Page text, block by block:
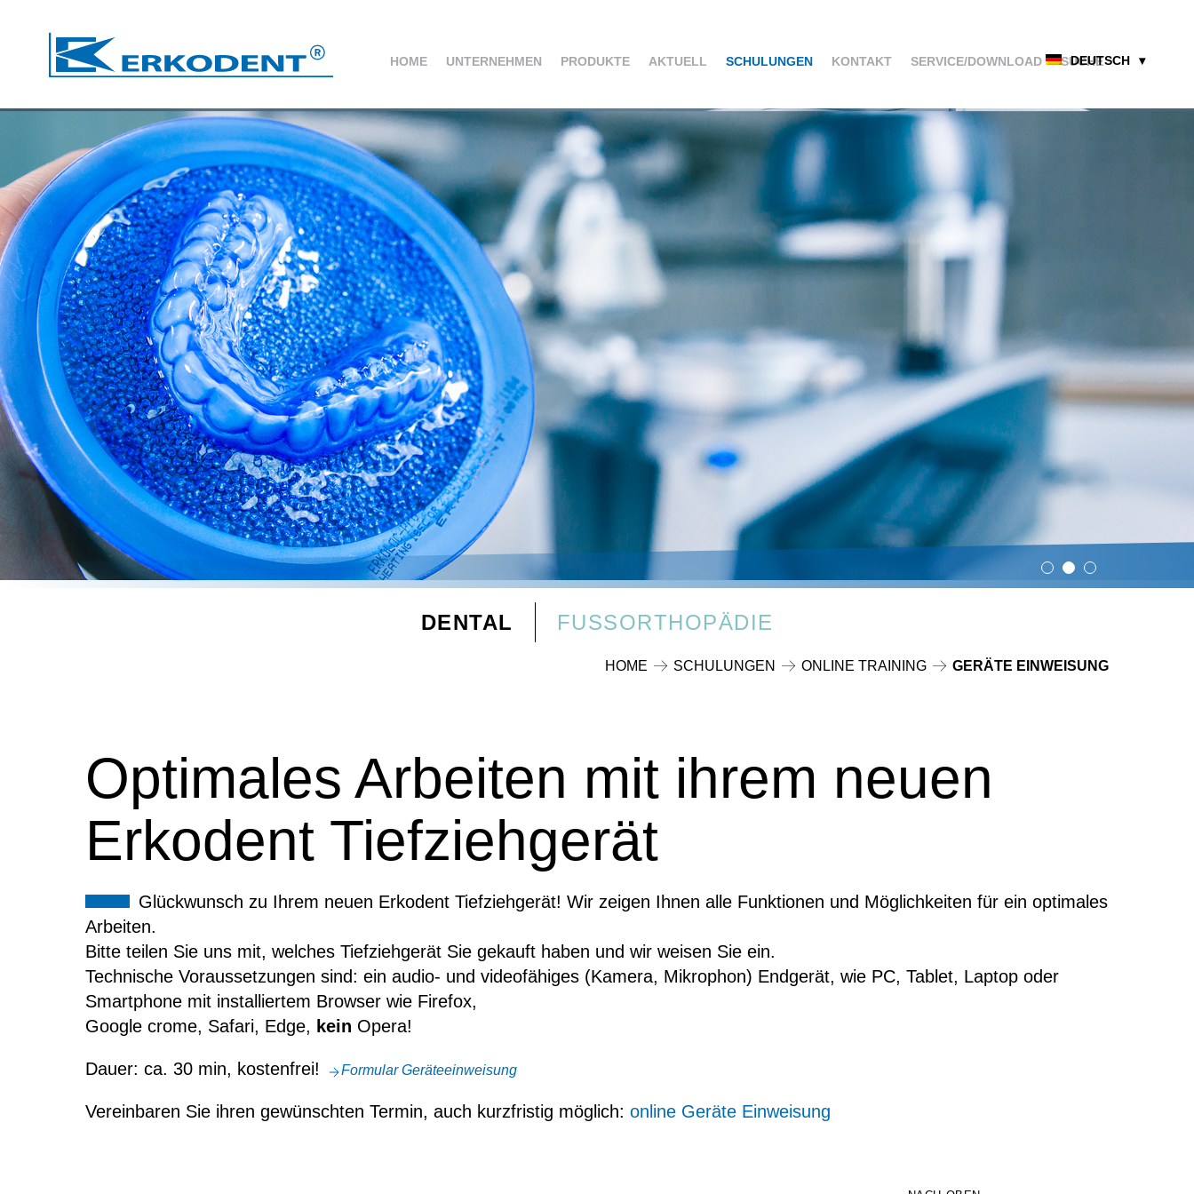
HOME UNTERNEHMEN PRODUKTE AKTUELL SCHULUNGEN KONTAKT SERVICE/DOWNLOAD SUCHE
DEUTSCH
DENTAL FUSSORTHOPÄDIE
HOME SCHULUNGEN ONLINE TRAINING GERÄTE EINWEISUNG
Optimales Arbeiten mit ihrem neuen
Erkodent Tiefziehgerät
Glückwunsch zu Ihrem neuen Erkodent Tiefziehgerät! Wir zeigen Ihnen alle Funktionen und Möglichkeiten für ein optimales
Arbeiten.
Bitte teilen Sie uns mit, welches Tiefziehgerät Sie gekauft haben und wir weisen Sie ein.
Technische Voraussetzungen sind: ein audio- und videofähiges (Kamera, Mikrophon) Endgerät, wie PC, Tablet, Laptop oder
Smartphone mit installiertem Browser wie Firefox,
Google crome, Safari, Edge, kein Opera!
Dauer: ca. 30 min, kostenfrei! Formular Geräteeinweisung
Vereinbaren Sie ihren gewünschten Termin, auch kurzfristig möglich: online Geräte Einweisung